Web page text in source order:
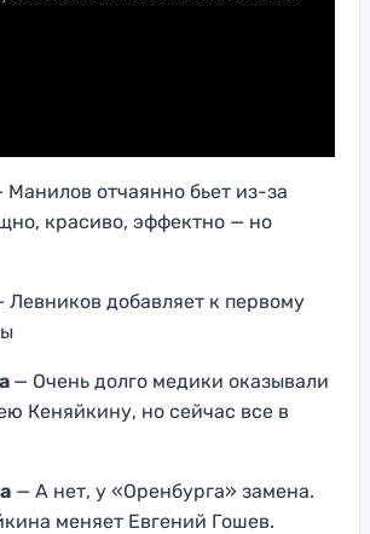
Манилов отчаянно бьет из-за
красиво, эффектно — но
Левников добавляет к первому
— Очень долго медики оказывали
Кеняйкину, но сейчас все в
— А нет, у «Оренбурга» замена.
меняет Евгений Гошев.